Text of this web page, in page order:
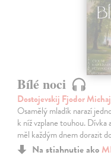
Bílé noci
Dostojevskij Fjodor
Osamělý mladík narazí
k níž vzplane touhou.
měl každým dnem dorazit
Na stiahnutie ako